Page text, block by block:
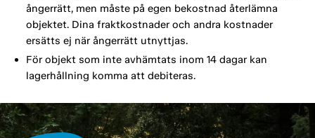
ångerrätt, men måste på egen bekostnad återlämna
objektet. Dina fraktkostnader och andra kostnader
ersätts ej när ångerrätt utnyttjas.
För objekt som inte avhämtats inom 14 dagar kan
lagerhållning komma att debiteras.